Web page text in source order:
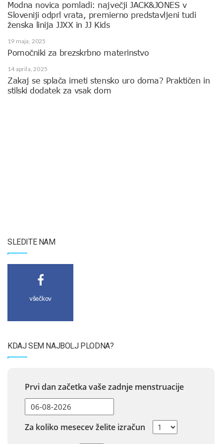
Modna novica pomladi: največji JACK&JONES v
Sloveniji odprl vrata, premierno predstavljeni tudi
ženska linija JJXX in JJ Kids
19 maja, 2025
Pomočniki za brezskrbno materinstvo
14 aprila, 2025
Zakaj se splača imeti stensko uro doma? Praktičen in
stilski dodatek za vsak dom
SLEDITE NAM
všečkov
KDAJ SEM NAJBOLJ PLODNA?
Prvi dan začetka vaše zadnje menstruacije
Za koliko mesecev želite izračun